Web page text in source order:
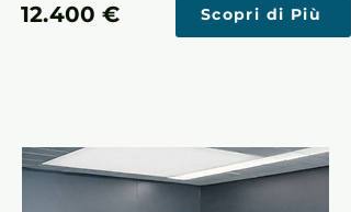
Scopri di Più
12.400 €